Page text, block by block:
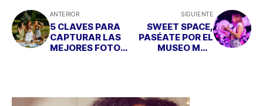
ANTERIOR
5 CLAVES PARA
CAPTURAR LAS
MEJORES FOTOS
SIGUIENTE
SWEET SPACE,
PASÉATE POR EL
MUSEO MÁS